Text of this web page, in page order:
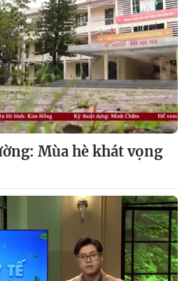
Mùa hè khát vọng